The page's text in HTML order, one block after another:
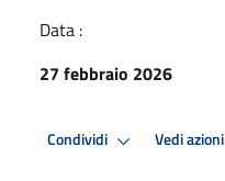
Data :
27 febbraio 2026
Condividi Vedi azioni